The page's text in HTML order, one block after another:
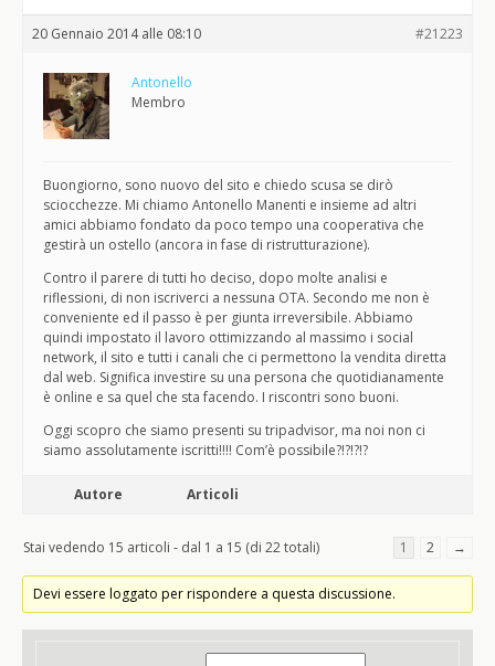
20 Gennaio 2014 alle 08:10 #21223
Antonello
Membro
Buongiorno, sono nuovo del sito e chiedo scusa se dirò
sciocchezze. Mi chiamo Antonello Manenti e insieme ad altri
amici abbiamo fondato da poco tempo una cooperativa che
gestirà un ostello (ancora in fase di ristrutturazione).
Contro il parere di tutti ho deciso, dopo molte analisi e
riflessioni, di non iscriverci a nessuna OTA. Secondo me non è
conveniente ed il passo è per giunta irreversibile. Abbiamo
quindi impostato il lavoro ottimizzando al massimo i social
network, il sito e tutti i canali che ci permettono la vendita diretta
dal web. Significa investire su una persona che quotidianamente
è online e sa quel che sta facendo. I riscontri sono buoni.
Oggi scopro che siamo presenti su tripadvisor, ma noi non ci
siamo assolutamente iscritti!!!! Com’è possibile?!?!?!?
Autore Articoli
Stai vedendo 15 articoli - dal 1 a 15 (di 22 totali) 1 2 →
Devi essere loggato per rispondere a questa discussione.